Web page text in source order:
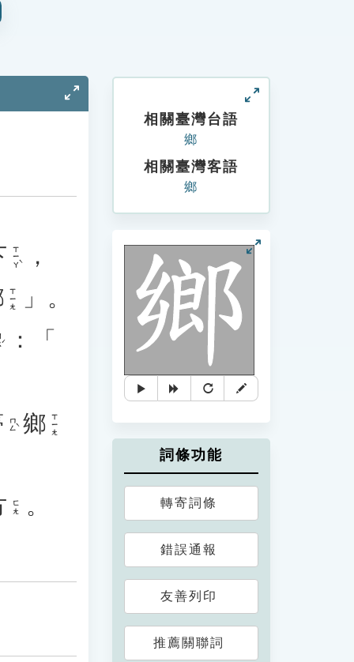
ㄒㄧㄚˋ
，
ㄒㄧㄤ 」。
ˊ ：「
ㄇㄥˋ 鄉 ㄒㄧㄤ
ㄈㄤ 。
相關臺灣台語
鄉
相關臺灣客語
鄉
詞條功能
轉寄詞條
錯誤通報
友善列印
推薦關聯詞